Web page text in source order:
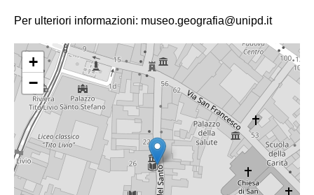
Per ulteriori informazioni: museo.geografia@unipd.it
+
−